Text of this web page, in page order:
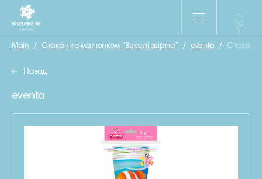
Main / Стакани з малюнком “Веселі звірята” / eventa / Стакани
Назад
eventa